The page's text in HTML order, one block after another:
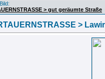
> gut geräumte Straße
>